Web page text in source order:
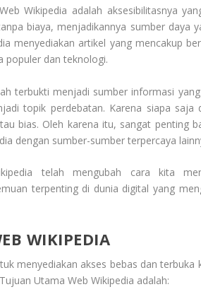
Web Wikipedia adalah aksesibilitasnya
biaya, menjadikannya sumber daya
menyediakan artikel yang mencakup
populer dan teknologi.
terbukti menjadi sumber informasi
topik perdebatan. Karena siapa
bias. Oleh karena itu, sangat penting
dengan sumber-sumber terpercaya
telah mengubah cara kita
terpenting di dunia digital yang
WIKIPEDIA
menyediakan akses bebas dan
Tujuan Utama Web Wikipedia adalah: